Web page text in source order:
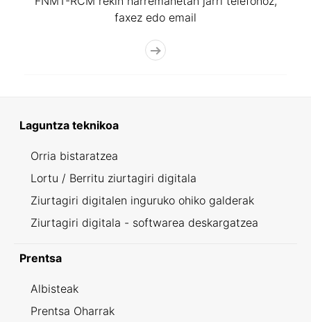
faxez edo email
Laguntza teknikoa
Orria bistaratzea
Lortu / Berritu ziurtagiri digitala
Ziurtagiri digitalen inguruko ohiko galderak
Ziurtagiri digitala - softwarea deskargatzea
Prentsa
Albisteak
Prentsa Oharrak